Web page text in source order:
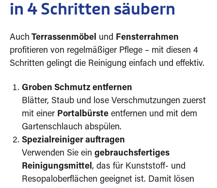
in 4 Schritten säubern
Auch Terrassenmöbel und Fensterrahmen
profitieren von regelmäßiger Pflege – mit diesen 4
Schritten gelingt die Reinigung einfach und effektiv.
Groben Schmutz entfernen
Blätter, Staub und lose Verschmutzungen zuerst
mit einer Portalbürste entfernen und mit dem
Gartenschlauch abspülen.
Spezialreiniger auftragen
Verwenden Sie ein gebrauchsfertiges
Reinigungsmittel, das für Kunststoff- und
Resopaloberflächen geeignet ist. Damit lösen